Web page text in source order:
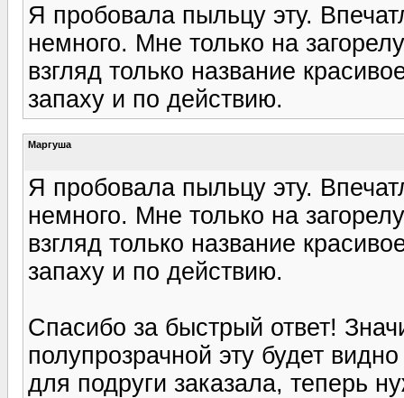
Я пробовала пыльцу эту.
немного. Мне только на
взгляд только название
запаху и по действию.
Маргуша
Я пробовала пыльцу эту.
немного. Мне только на
взгляд только название
запаху и по действию.
Спасибо за быстрый ответ!
полупрозрачной эту будет
для подруги заказала, теперь